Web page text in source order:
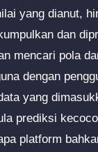
yang dianut,
dan
mencari pola
dengan
yang
prediksi
platform